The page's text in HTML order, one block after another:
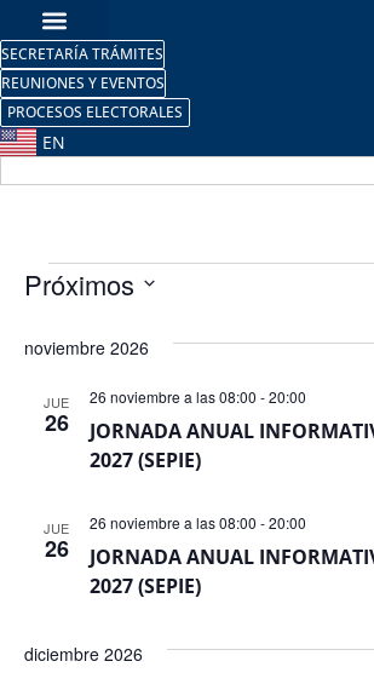
SECRETARÍA TRÁMITES
REUNIONES Y EVENTOS
PROCESOS ELECTORALES
EN
Próximos
fecha.
noviembre 2026
JUE
26
JORNADA ANUAL
2027 (SEPIE)
26 noviembre a las 08:00 -20:00
JUE
26
JORNADA ANUAL
2027 (SEPIE)
26 noviembre a las 08:00 -20:00
diciembre 2026